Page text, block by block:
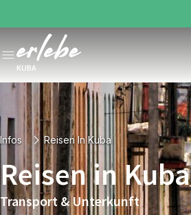
KUBA
Infos Reisen In Kuba
Reisen in Kuba
Transport & Unterkunft